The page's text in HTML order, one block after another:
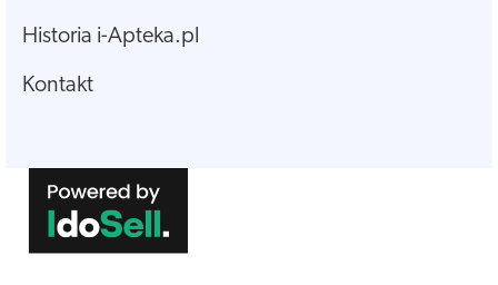
Historia i-Apteka.pl
Kontakt